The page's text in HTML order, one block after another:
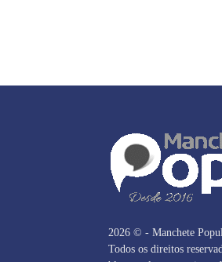
2026 © - Manchete
Todos os direitos